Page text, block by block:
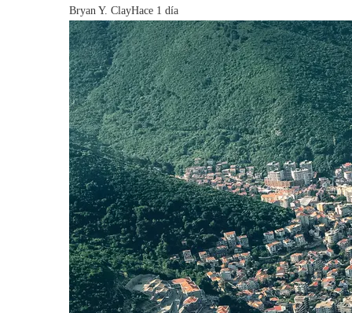
Bryan Y. ClayHace 1 día